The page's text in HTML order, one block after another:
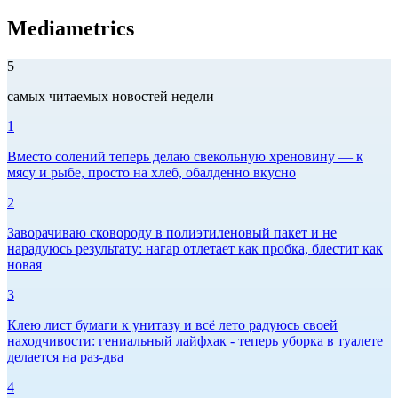
Mediametrics
5
самых читаемых новостей недели
1
Вместо солений теперь делаю свекольную хреновину — к
мясу и рыбе, просто на хлеб, обалденно вкусно
2
Заворачиваю сковороду в полиэтиленовый пакет и не
нарадуюсь результату: нагар отлетает как пробка, блестит как
новая
3
Клею лист бумаги к унитазу и всё лето радуюсь своей
находчивости: гениальный лайфхак - теперь уборка в туалете
делается на раз-два
4